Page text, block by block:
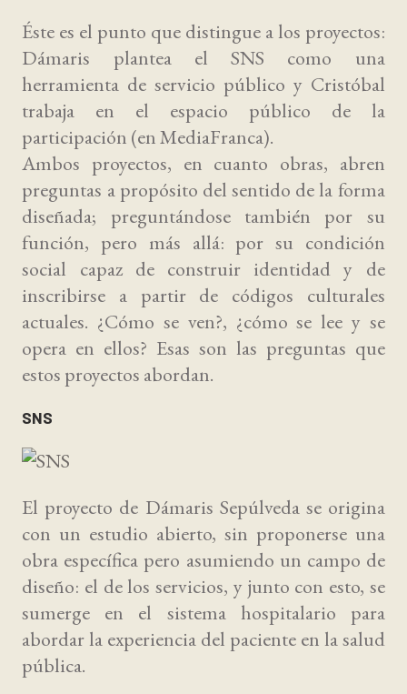
Éste es el punto que distingue a los proyectos:
Dámaris plantea el SNS como una
herramienta de servicio público y Cristóbal
trabaja en el espacio público de la
participación (en MediaFranca).
Ambos proyectos, en cuanto obras, abren
preguntas a propósito del sentido de la forma
diseñada; preguntándose también por su
función, pero más allá: por su condición
social capaz de construir identidad y de
inscribirse a partir de códigos culturales
actuales. ¿Cómo se ven?, ¿cómo se lee y se
opera en ellos? Esas son las preguntas que
estos proyectos abordan.
SNS
El proyecto de Dámaris Sepúlveda se origina
con un estudio abierto, sin proponerse una
obra específica pero asumiendo un campo de
diseño: el de los servicios, y junto con esto, se
sumerge en el sistema hospitalario para
abordar la experiencia del paciente en la salud
pública.